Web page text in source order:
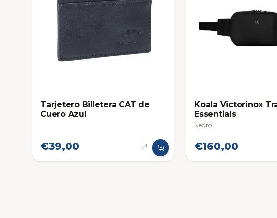
Tarjetero Billetera CAT de
Cuero Azul
€39,00
Koala Victorinox
Essentials
Negro
€160,00